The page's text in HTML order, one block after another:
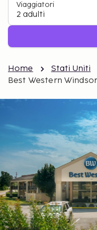
Viaggiatori
2 adulti
Home Stati Uniti
Best Western